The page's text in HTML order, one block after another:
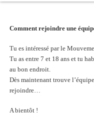
Comment rejoindre une
Tu es intéressé par le
Tu as entre 7 et 18 ans et tu
au bon endroit.
Dès maintenant trouve
rejoindre…
A bientôt !